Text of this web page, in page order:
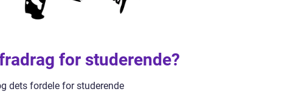
for studerende?
dets fordele for studerende